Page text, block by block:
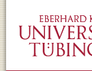
Surgical